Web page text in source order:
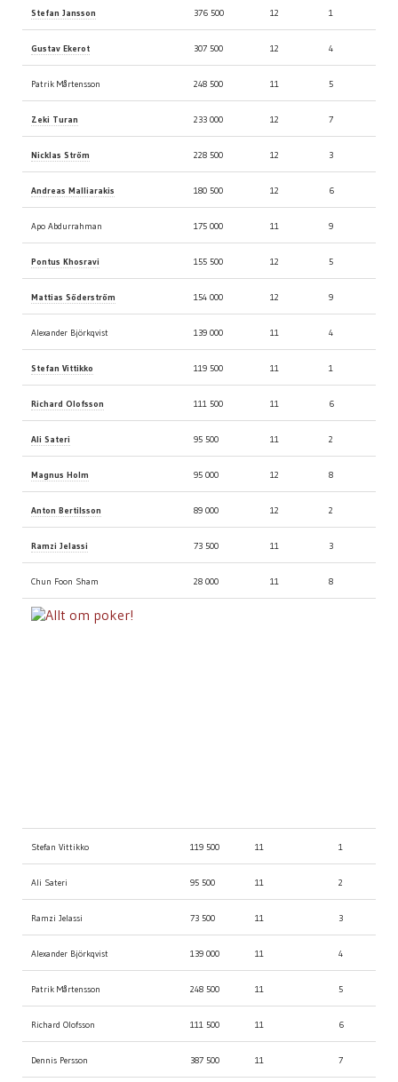
Stefan Jansson 376 500 12 1
Gustav Ekerot 307 500 12 4
Patrik Mårtensson 248 500 11 5
Zeki Turan 233 000 12 7
Nicklas Ström 228 500 12 3
Andreas Malliarakis 180 500 12 6
Apo Abdurrahman 175 000 11 9
Pontus Khosravi 155 500 12 5
Mattias Söderström 154 000 12 9
Alexander Björkqvist 139 000 11 4
Stefan Vittikko 119 500 11 1
Richard Olofsson 111 500 11 6
Ali Sateri 95 500 11 2
Magnus Holm 95 000 12 8
Anton Bertilsson 89 000 12 2
Ramzi Jelassi 73 500 11 3
Chun Foon Sham 28 000 11 8
Stefan Vittikko 119 500 11 1
Ali Sateri 95 500 11 2
Ramzi Jelassi 73 500 11 3
Alexander Björkqvist 139 000 11 4
Patrik Mårtensson 248 500 11 5
Richard Olofsson 111 500 11 6
Dennis Persson 387 500 11 7